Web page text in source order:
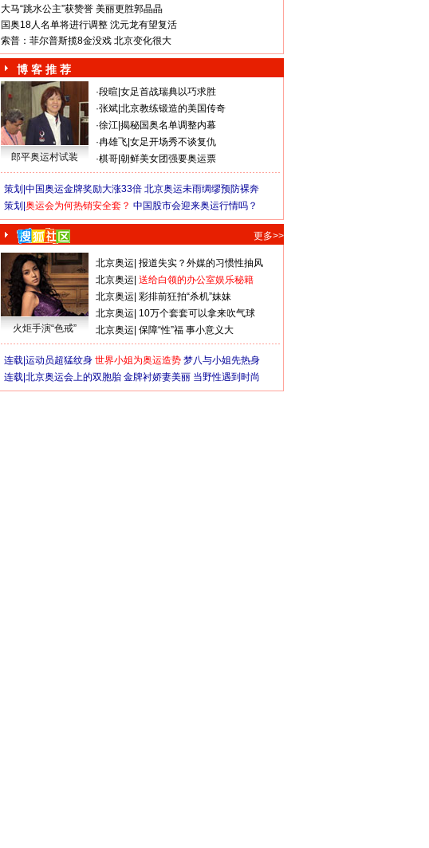
大马“跳水公主”获赞誉 美丽更胜郭晶晶
国奥18人名单将进行调整 沈元龙有望复活
索普：菲尔普斯揽8金没戏 北京变化很大
博 客 推 荐
郎平奥运村试装
·段暄 女足首战瑞典以巧求胜
·张斌 北京教练锻造的美国传奇
·徐江 揭秘国奥名单调整内幕
·冉雄飞 女足开场秀不谈复仇
·棋哥 朝鲜美女团强要奥运票
策划| 中国奥运金牌奖励大涨33倍 北京奥运未雨绸缪预防裸奔
策划| 奥运会为何热销安全套？ 中国股市会迎来奥运行情吗？
更多>>
火炬手演“色戒”
北京奥运 报道失实？外媒的习惯性抽风
北京奥运 送给白领的办公室娱乐秘籍
北京奥运 彩排前狂拍“杀机”妹妹
北京奥运 10万个套套可以拿来吹气球
北京奥运 保障“性”福 事小意义大
连载| 运动员超猛纹身 世界小姐为奥运造势 梦八与小姐先热身
连载| 北京奥运会上的双胞胎 金牌衬娇妻美丽 当野性遇到时尚